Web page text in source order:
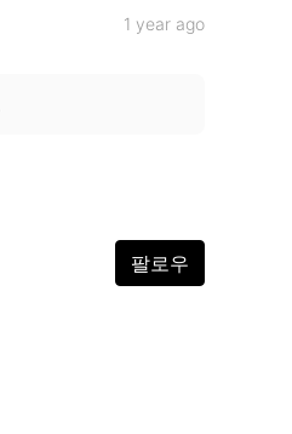
1 year ago
팔로우